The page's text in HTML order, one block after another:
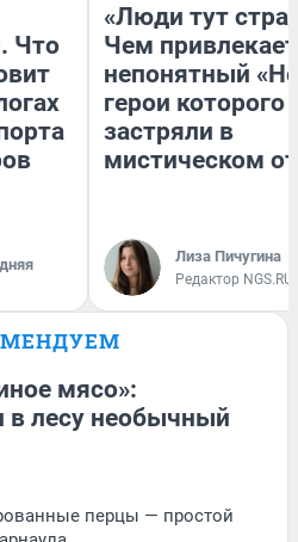
Что
«Люди тут
Чем привлекает
непонятный
герои которого
застряли в
мистическом
Лиза Пичугина
Редактор NGS.RU
мясо»:
лесу необычный
перцы — простой